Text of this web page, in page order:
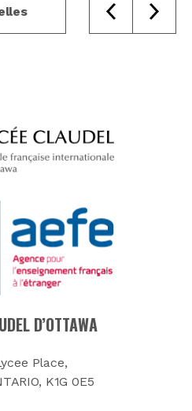
D’OTTAWA
Place,
K1G 0E5